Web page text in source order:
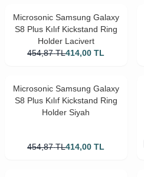
Microsonic Samsung Galaxy
S8 Plus Kılıf Kickstand Ring
Holder Lacivert
454,87 TL414,00 TL
Microsonic Samsung Galaxy
S8 Plus Kılıf Kickstand Ring
Holder Siyah
454,87 TL414,00 TL